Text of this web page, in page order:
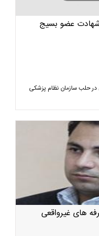
شهادت عضو بسیج
حلب سازمان نظام پزشکی
های غیرواقعی